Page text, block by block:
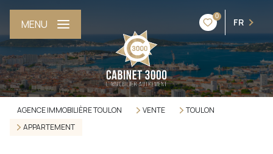
0
FR
MENU
AGENCE IMMOBILIÈRE TOULON VENTE
TOULON
APPARTEMENT